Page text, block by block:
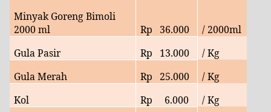
Minyak Goreng Bimoli
2000 ml
Rp 36.000
/ 2000ml
Gula Pasir
Rp 13.000
/ Kg
Gula Merah
Rp 25.000
/ Kg
Kol
Rp 6.000
/ Kg